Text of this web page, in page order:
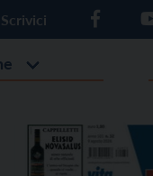
Scrivici